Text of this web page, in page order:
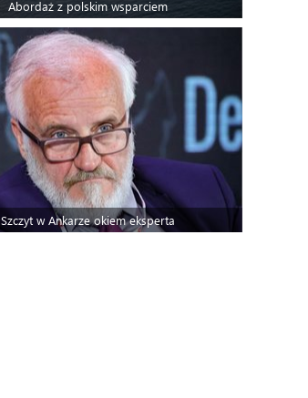
Abordaż z polskim wsparciem
Szczyt w Ankarze okiem eksperta